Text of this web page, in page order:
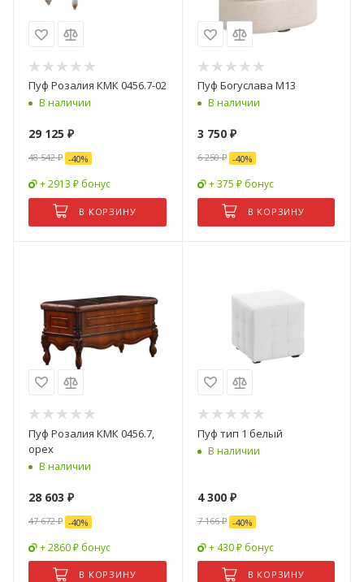
Пуф Розалия КМК 0456.7-02
В наличии
29 125 ₽
48 542₽ -40%
+ 2913 ₽ бонус
В КОРЗИНУ
Пуф Богуслава М13
В наличии
3 750₽
6 250₽ -40%
+ 375 ₽ бонус
В КОРЗИНУ
Пуф Розалия КМК 0456.7,
орех
В наличии
28 603 ₽
47 672₽ -40%
+ 2860 ₽ бонус
В КОРЗИНУ
Пуф тип 1 белый
В наличии
4 300₽
7 166₽ -40%
+ 430 ₽ бонус
В КОРЗИНУ